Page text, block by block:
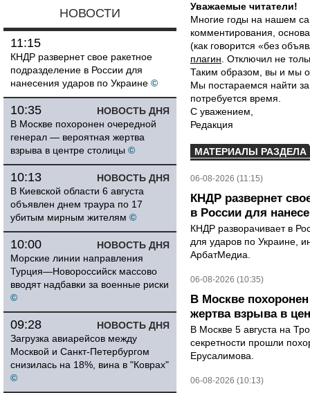
НОВОСТИ
11:15
КНДР развернет свое ракетное
подразделение в России для
нанесения ударов по Украине ©
НОВОСТЬ ДНЯ
10:35
В Москве похоронен очередной
генерал — вероятная жертва
взрыва в центре столицы ©
НОВОСТЬ ДНЯ
10:13
В Киевской области 6 августа
объявлен днем траура по 17
убитым мирным жителям ©
НОВОСТЬ ДНЯ
10:00
Морские линии направления
Турция—Новороссийск массово
вводят надбавки за военные риски
©
НОВОСТЬ ДНЯ
09:28
Загрузка авиарейсов между
Москвой и Санкт-Петербургом
снизилась на 18%, вина в "Коврах"
©
Уважаемые читатели!
Многие годы на нашем
комментирования,
(как говорится «без
плагин . Отключил не
Таким образом, вы и мы
Мы постараемся найти
потребуется время.
С уважением,
Редакция
МАТЕРИАЛЫ РАЗДЕЛА
06-08-2026 (11:15)
КНДР развернет
в России для
КНДР разворачивает в
для ударов по Украине,
АрбатМедиа.
06-08-2026 (10:35)
В Москве
жертва взрыва в
В Москве 5 августа на
секретности прошли
Ерусалимова.
06-08-2026 (10:13)